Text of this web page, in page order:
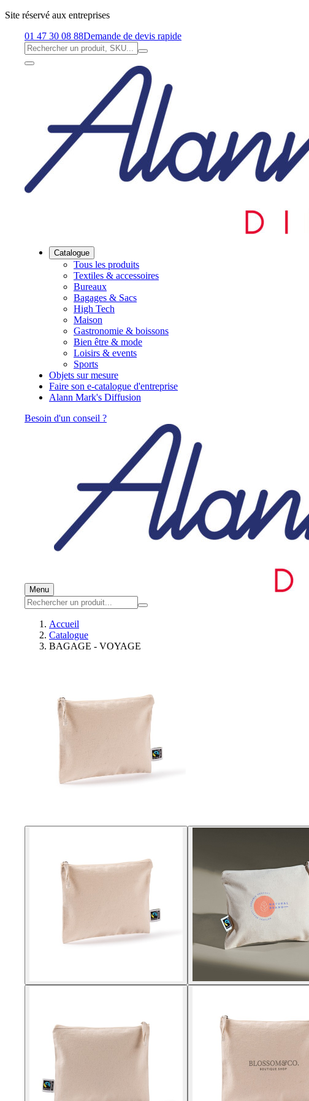
Site réservé aux entreprises
01 47 30 08 88Demande de devis rapide
Catalogue
Tous les produits
Textiles & accessoires
Bureaux
Bagages & Sacs
High Tech
Maison
Gastronomie & boissons
Bien être & mode
Loisirs & events
Sports
Objets sur mesure
Faire son e-catalogue d'entreprise
Alann Mark's Diffusion
Besoin d'un conseil ?
Menu
Accueil
Catalogue
BAGAGE - VOYAGE